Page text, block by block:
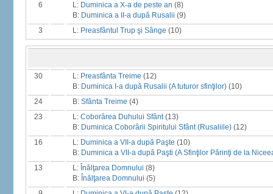
6
L: Duminica a X-a de peste an (8)
B: Duminica a II-a după Rusalii (9)
3
L: Preasfântul Trup şi Sânge (10)
30 L: Preasfânta Treime (12)
B: Duminica I-a după Rusalii (A tuturor sfinţilor) (10)
24
B: Sfânta Treime (4)
23
L: Coborârea Duhului Sfânt(13)
B: Duminica Coborârii Spiritului Sfânt (Rusaliile) (12)
16
L: Duminica a VII-a după Paşte (10)
B: Duminica a VII-a după Paşti (A Sfinţilor Părinţi de la
13
L: Înălţarea Domnului (8)
B: Înălţarea Domnului (5)